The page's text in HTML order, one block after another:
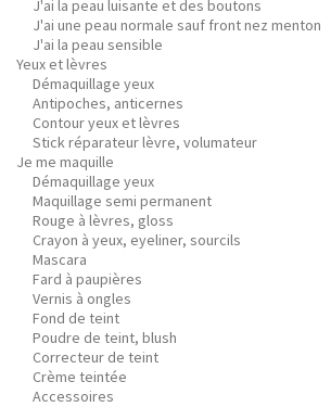
J'ai la peau luisante et des boutons
J'ai une peau normale sauf front nez menton
J'ai la peau sensible
Yeux et lèvres
Démaquillage yeux
Antipoches, anticernes
Contour yeux et lèvres
Stick réparateur lèvre, volumateur
Je me maquille
Démaquillage yeux
Maquillage semi permanent
Rouge à lèvres, gloss
Crayon à yeux, eyeliner, sourcils
Mascara
Fard à paupières
Vernis à ongles
Fond de teint
Poudre de teint, blush
Correcteur de teint
Crème teintée
Accessoires